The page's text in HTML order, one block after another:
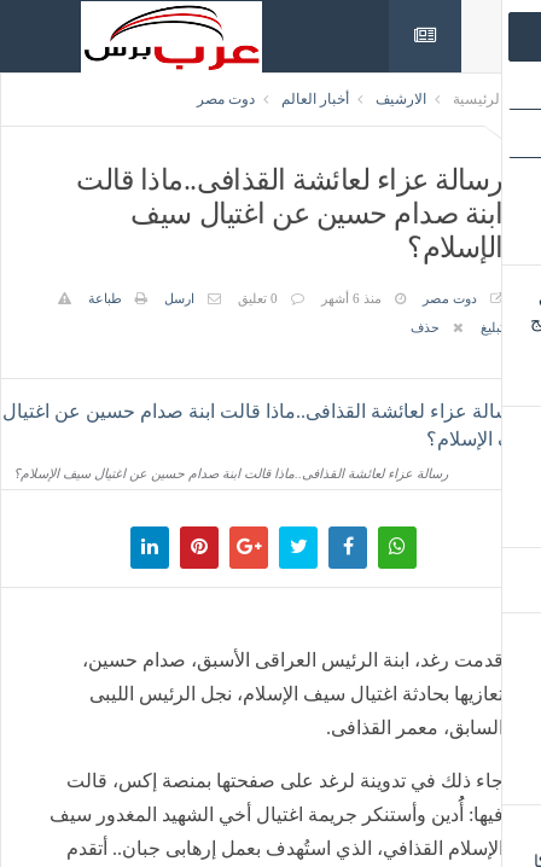
الارشيف أخبار العالم دوت مصر
عزاء لعائشة القذافى..ماذا قالت
صدام حسين عن اغتيال سيف
دوت مصر منذ 6 أشهر ارسل
طباعة
حذف
رسالة عزاء لعائشة القذافى..ماذا قالت ابنة صدام حسين عن اغتيال سيف الإسلام؟
رغد، ابنة الرئيس العراقى الأسبق، صدام حسين،
بحادثة اغتيال سيف الإسلام، نجل الرئيس الليبى
معمر القذافى.
ذلك في تدوينة لرغد على صفحتها بمنصة إكس، قالت
أُُدين وأستنكر جريمة اغتيال أخي الشهيد المغدور سيف
القذافي، الذي استُهدف بعمل إرهابى جبان.. أتقدم